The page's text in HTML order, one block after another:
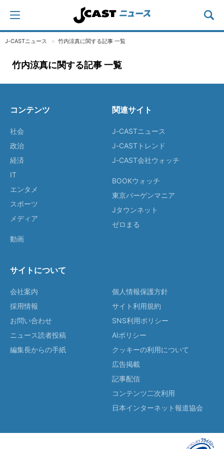
J-CASTニュース 竹内涼真に関する記事 一覧
竹内涼真に関する記事 一覧
コンテンツ
社会
政治
経済
IT
エンタメ
スポーツ
メディア
動画
関連サイト
J-CASTニュース
J-CASTトレンド
J-CAST会社ウォッチ
BOOKウォッチ
東京バーゲンマニア
Jタウンネット
ゼロまる
サイトについて
会社案内
採用情報
お問い合わせ
ニュース読者投稿
編集長からの手紙
個人情報保護方針
サイト利用規約
SNS利用ポリシー
AIポリシー
クッキーの利用について
広告掲載
記事配信
コンテンツ二次利用
日本インターネット報道協会